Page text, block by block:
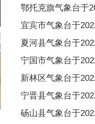
鄂托克旗气象台于
宜宾市气象台于
夏河县气象台于
宁国市气象台于
新林区气象台于
宁晋县气象台于
砀山县气象台于